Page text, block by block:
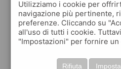
Utilizziamo i cookie per
navigazione più pertinente,
preferenze. Cliccando su
all'uso di tutti i cookie.
"Impostazioni" per fornire
Rifiuta